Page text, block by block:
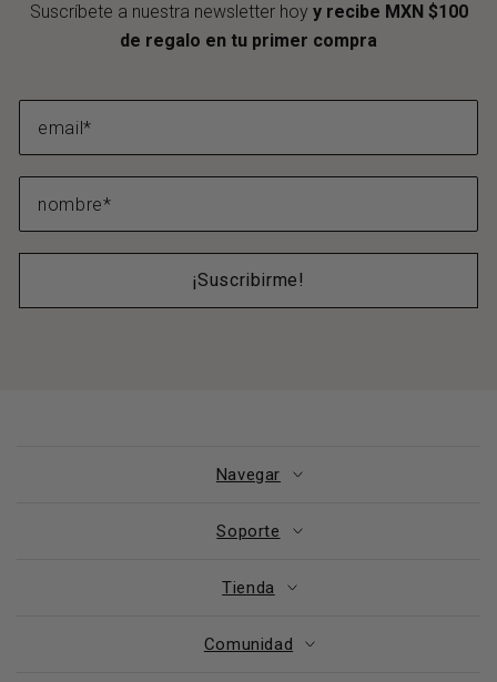
Suscríbete a nuestra newsletter hoy y recibe MXN $100
de regalo en tu primer compra
¡Suscribirme!
Navegar
Soporte
Tienda
Comunidad